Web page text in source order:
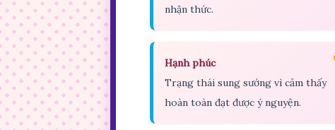
nhận thức.
Hạnh phúc
Trạng thái sung sướng vì cảm thấy
hoàn toàn đạt được ý nguyện.